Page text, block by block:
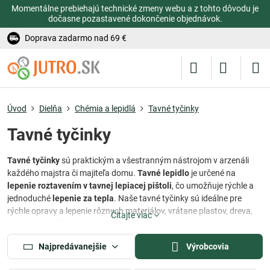
Momentálne prebiehajú technické zmeny webu a z tohto dôvodu je
dočasne pozastavené dokončenie objednávok.
Doprava zadarmo nad 69 €
Úvod Dielňa Chémia a lepidlá Tavné tyčinky
Tavné tyčinky
Tavné tyčinkysú praktickým a všestranným nástrojom v arzenáli
každého majstra či majiteľa domu. Tavné lepidlo je určené na
lepenie roztavením v tavnej lepiacej pištoli, čo umožňuje rýchle a
jednoduché lepenie za tepla. Naše tavné tyčinky sú ideálne pre
rýchle opravy a lepenie rôznych materiálov, vrátane plastov, dreva,
Vďaka svojej univerzálnosti sú
vhodné na rôzne účely
od domácich opráv a remeselných projektov až po dekoratívne a
Čítajte viac
Najpredávanejšie Výrobcovia